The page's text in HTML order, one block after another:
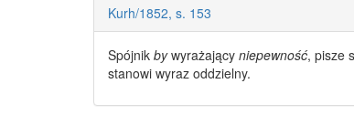
Kurh/1852, s. 153
Spójnik bywyrażający niepewność, pisze
stanowi wyraz oddzielny.